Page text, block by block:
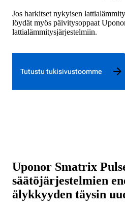
Jos harkitset nykyisen
löydät myös päivitysoppaat
lattialämmitysjärjestelmiin.
Tutustu tukisivustoomme
Uponor Smatrix
säätöjärjestelmien
älykkyyden täysin